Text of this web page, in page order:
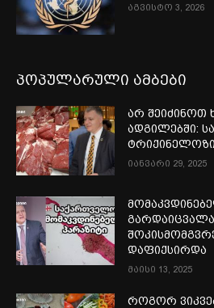
აგვისტო 3, 2026
პოპულარული ამბები
არ შეიძინოთ
ადგილებში:
იანვარი 29, 2025
დაფიქსირდა
მაისი 13, 2025
როგორ